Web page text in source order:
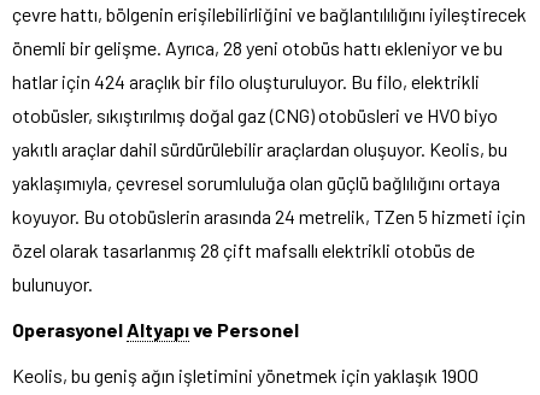
çevre hattı, bölgenin erişilebilirliğini ve bağlantılılığını iyileştirecek
önemli bir gelişme. Ayrıca, 28 yeni otobüs hattı ekleniyor ve bu
hatlar için 424 araçlık bir filo oluşturuluyor. Bu filo, elektrikli
otobüsler, sıkıştırılmış doğal gaz (CNG) otobüsleri ve HVO biyo
yakıtlı araçlar dahil sürdürülebilir araçlardan oluşuyor. Keolis, bu
yaklaşımıyla, çevresel sorumluluğa olan güçlü bağlılığını ortaya
koyuyor. Bu otobüslerin arasında 24 metrelik, TZen 5 hizmeti için
özel olarak tasarlanmış 28 çift mafsallı elektrikli otobüs de
bulunuyor.
Operasyonel Altyapıve Personel
Keolis, bu geniş ağın işletimini yönetmek için yaklaşık 1900